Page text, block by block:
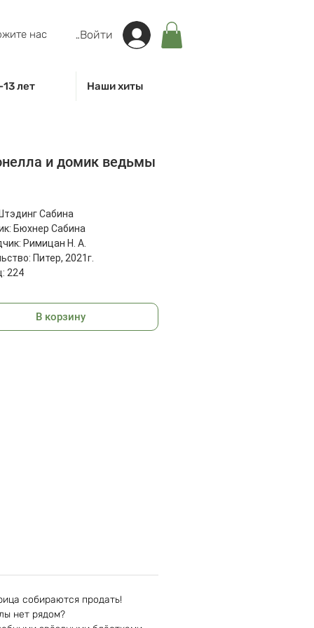
нас Войти
13 лет Наши хиты
и домик ведьмы
Сабина
Бюхнер Сабина
Римицан Н. А.
Питер, 2021г.
224
г
В корзину
собираются продать!
нет рядом?